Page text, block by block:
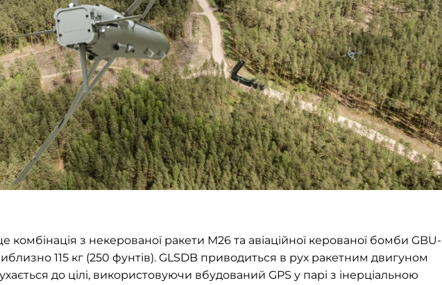
комбінація з некерованої ракети M26 та авіаційної керованої бомби GBU-
115 кг (250 фунтів). GLSDB приводиться в рух ракетним двигуном
до цілі, використовуючи вбудований GPS у парі з інерціальною